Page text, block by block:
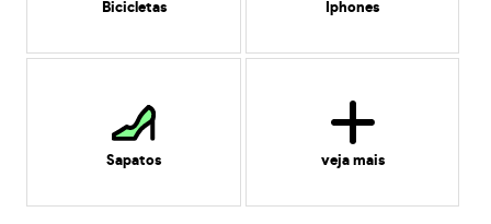
Bicicletas Iphones
Sapatos veja mais